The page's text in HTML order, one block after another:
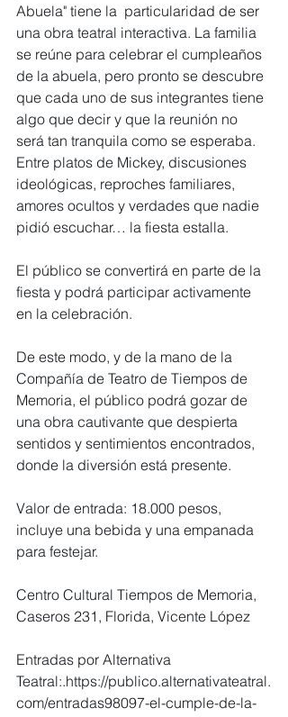
Abuela" tiene la  particularidad de ser
una obra teatral interactiva. La familia
se reúne para celebrar el cumpleaños
de la abuela, pero pronto se descubre
que cada uno de sus integrantes tiene
algo que decir y que la reunión no
será tan tranquila como se esperaba.
Entre platos de Mickey, discusiones
ideológicas, reproches familiares,
amores ocultos y verdades que nadie
pidió escuchar… la fiesta estalla.
El público se convertirá en parte de la
fiesta y podrá participar activamente
en la celebración.
De este modo, y de la mano de la
Compañía de Teatro de Tiempos de
Memoria, el público podrá gozar de
una obra cautivante que despierta
sentidos y sentimientos encontrados,
donde la diversión está presente.
Valor de entrada: 18.000 pesos,
incluye una bebida y una empanada
para festejar.
Centro Cultural Tiempos de Memoria,
Caseros 231, Florida, Vicente López
Entradas por Alternativa
Teatral:.https://publico.alternativateatral.
com/entradas98097-el-cumple-de-la-